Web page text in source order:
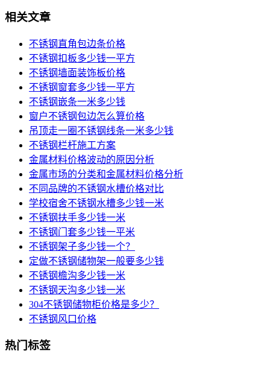
相关文章
不锈钢直角包边条价格
不锈钢扣板多少钱一平方
不锈钢墙面装饰板价格
不锈钢窗套多少钱一平方
不锈钢嵌条一米多少钱
窗户不锈钢包边怎么算价格
吊顶走一圈不锈钢线条一米多少钱
不锈钢栏杆施工方案
金属材料价格波动的原因分析
金属市场的分类和金属材料价格分析
不同品牌的不锈钢水槽价格对比
学校宿舍不锈钢水槽多少钱一米
不锈钢扶手多少钱一米
不锈钢门套多少钱一平米
不锈钢架子多少钱一个？
定做不锈钢储物架一般要多少钱
不锈钢檐沟多少钱一米
不锈钢天沟多少钱一米
304不锈钢储物柜价格是多少？
不锈钢风口价格
热门标签